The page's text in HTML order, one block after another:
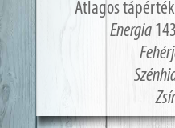
Átlagos
Energia
Zsír